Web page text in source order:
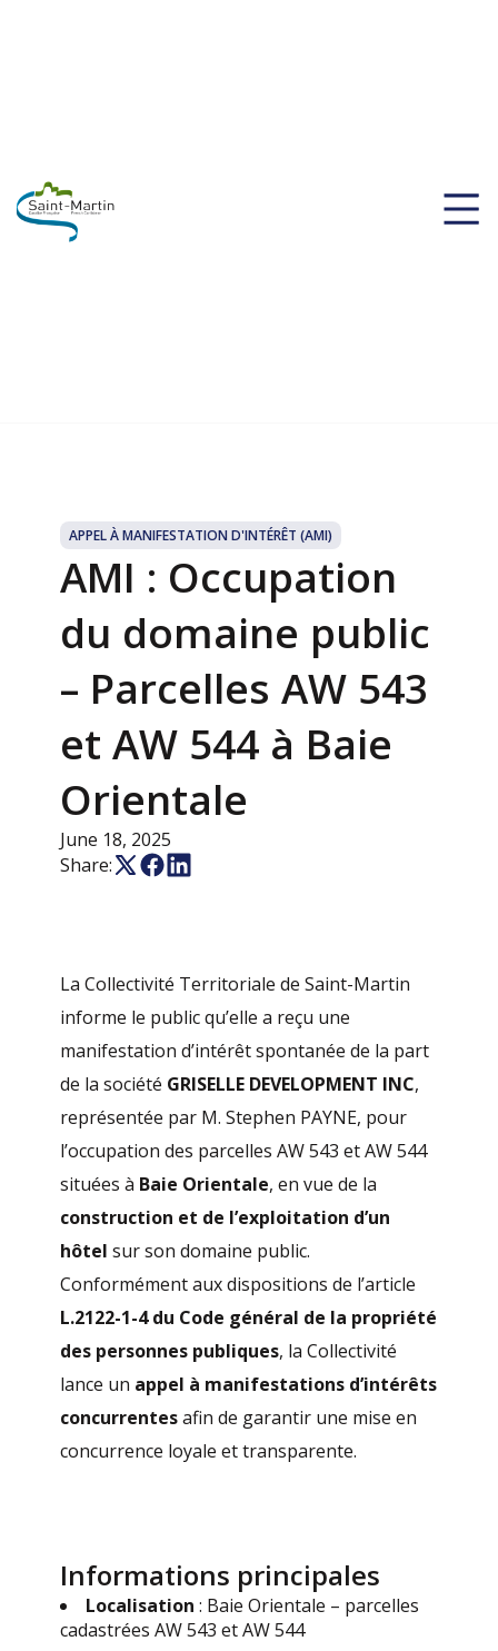
APPEL À MANIFESTATION D'INTÉRÊT (AMI)
AMI : Occupation
du domaine public
– Parcelles AW 543
et AW 544 à Baie
Orientale
June 18, 2025
Share:
La Collectivité Territoriale de Saint-Martin
informe le public qu’elle a reçu une
manifestation d’intérêt spontanée de la part
de la société GRISELLE DEVELOPMENT INC,
représentée par M. Stephen PAYNE, pour
l’occupation des parcelles AW 543 et AW 544
situées à Baie Orientale, en vue de la
construction et de l’exploitation d’un
hôtel sur son domaine public.
Conformément aux dispositions de l’article
L.2122-1-4 du Code général de la propriété
des personnes publiques, la Collectivité
lance un appel à manifestations d’intérêts
concurrentesafin de garantir une mise en
concurrence loyale et transparente.
Informations principales
Localisation : Baie Orientale – parcelles
cadastrées AW 543 et AW 544